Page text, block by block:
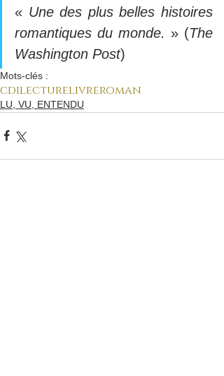
« Une des plus belles histoires
romantiques du monde. » (The
Washington Post)
Mots-clés :
cdilecturelivreroman
LU, VU, ENTENDU